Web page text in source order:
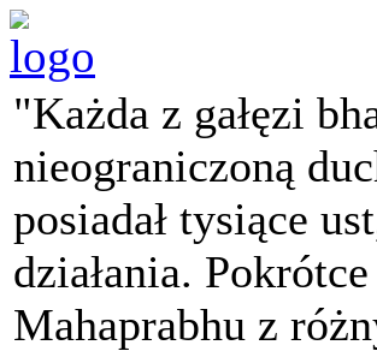
"Każda z gałęzi
nieograniczoną
posiadał tysiące
działania.
Mahaprabhu z